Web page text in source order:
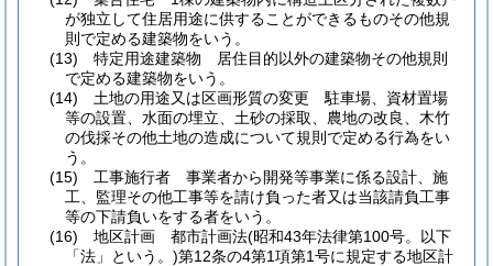
が独立して住居用途に供することができるものその他規
則で定める建築物をいう。
(13)
特定用途建築物 居住目的以外の建築物その他規則
で定める建築物をいう。
(14)
土地の用途又は区画形質の変更 駐車場、資材置場
等の設置、水面の埋立、土砂の採取、農地の改良、木竹
の伐採その他土地の造成について規則で定める行為をい
う。
(15)
工事施行者 事業者から開発等事業に係る設計、施
工、監理その他工事等を請け負った者又は当該請負工事
等の下請負いをする者をいう。
(16)
地区計画 都市計画法(昭和43年法律第100号。以下
「法」という。)第12条の4第1項第1号に規定する地区計